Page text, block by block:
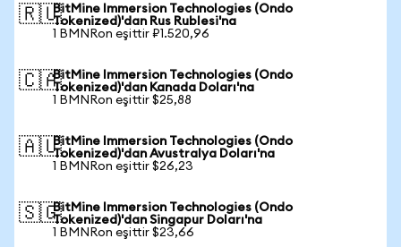
🇷🇺BitMine Immersion Technologies (Ondo
Tokenized)'dan Rus Rublesi'na
1 BMNRon eşittir ₽1.520,96
🇨🇦BitMine Immersion Technologies (Ondo
Tokenized)'dan Kanada Doları'na
1 BMNRon eşittir $25,88
🇦🇺BitMine Immersion Technologies (Ondo
Tokenized)'dan Avustralya Doları'na
1 BMNRon eşittir $26,23
🇸🇬BitMine Immersion Technologies (Ondo
Tokenized)'dan Singapur Doları'na
1 BMNRon eşittir $23,66